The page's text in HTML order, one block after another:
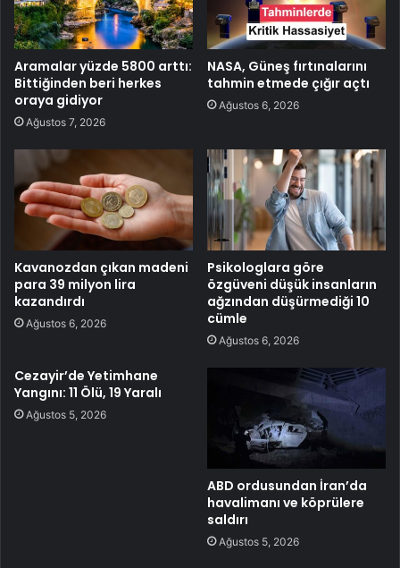
Aramalar yüzde 5800 arttı:
Bittiğinden beri herkes
oraya gidiyor
Ağustos 7, 2026
NASA, Güneş fırtınalarını
tahmin etmede çığır açtı
Ağustos 6, 2026
Kavanozdan çıkan madeni
para 39 milyon lira
kazandırdı
Ağustos 6, 2026
Psikologlara göre
özgüveni düşük insanların
ağzından düşürmediği 10
cümle
Ağustos 6, 2026
Cezayir’de Yetimhane
Yangını: 11 Ölü, 19 Yaralı
Ağustos 5, 2026
ABD ordusundan İran’da
havalimanı ve köprülere
saldırı
Ağustos 5, 2026